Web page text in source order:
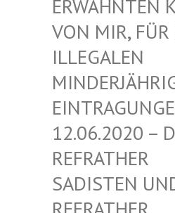
WÄHNTEN
N MIR, FÜR
LEGALEN MI
.06.2020 – DIE
FRATHER SA
DISTEN UND